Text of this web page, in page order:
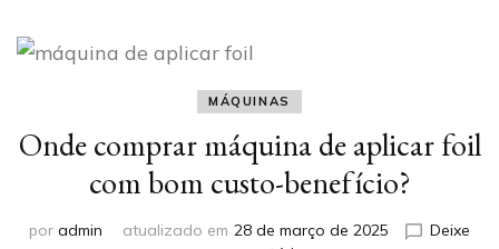
MÁQUINAS
Onde comprar máquina de aplicar foil
com bom custo-benefício?
por admin atualizado em 28 de março de 2025
Deixe